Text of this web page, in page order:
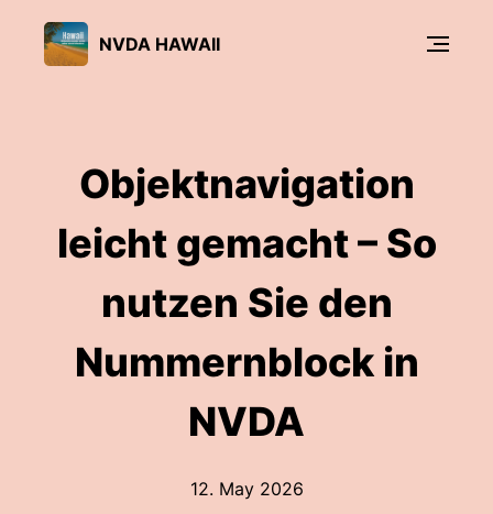
NVDA HAWAII
Objektnavigation
leicht gemacht – So
nutzen Sie den
Nummernblock in
NVDA
12. May 2026